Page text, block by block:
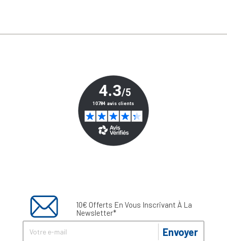
10€ Offerts En Vous Inscrivant À La
Newsletter*
Envoyer